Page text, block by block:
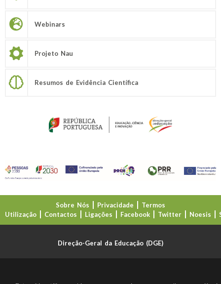
Webinars
Projeto Nau
Resumos de Evidência Científica
Sobre Nós Privacidade
Termos
Utilização
Contactos Ligações Facebook Twitter Noesis
Direção-Geral da Educação (DGE)